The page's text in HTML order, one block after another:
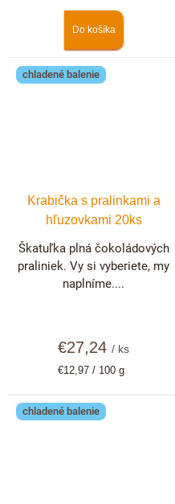
Do košíka
chladené balenie
Krabička s pralinkami a
hľuzovkami 20ks
€27,24/ ks
Jednotková
€12,97 / 100 g
Škatuľka plná čokoládových
praliniek. Vy si vyberiete, my
naplníme....
chladené balenie